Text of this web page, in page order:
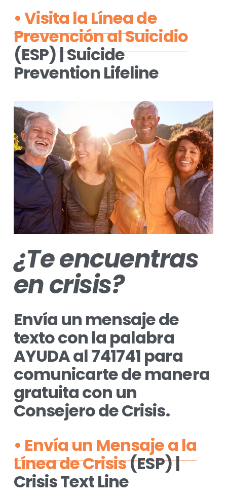
•Visita la Línea de
Prevención al Suicidio
(ESP) | Suicide
Prevention Lifeline
¿Te encuentras
en crisis?
Envía un mensaje de
texto con la palabra
AYUDA al 741741 para
comunicarte de manera
gratuita con un
Consejero de Crisis.
• Envía un Mensaje a la
Línea de Crisis(ESP) |
Crisis Text Line